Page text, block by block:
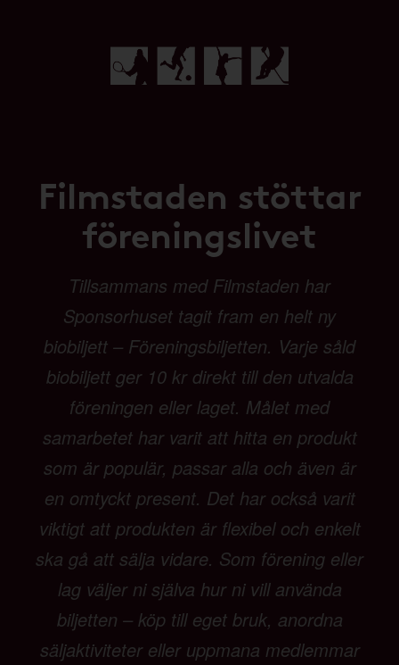
Filmstaden stöttar
föreningslivet
Tillsammans med Filmstaden har
Sponsorhuset tagit fram en helt ny
biobiljett – Föreningsbiljetten. Varje såld
biobiljett ger 10 kr direkt till den utvalda
föreningen eller laget. Målet med
samarbetet har varit att hitta en produkt
som är populär, passar alla och även är
en omtyckt present. Det har också varit
viktigt att produkten är flexibel och enkelt
ska gå att sälja vidare. Som förening eller
lag väljer ni själva hur ni vill använda
biljetten – köp till eget bruk, anordna
säljaktiviteter eller uppmana medlemmar